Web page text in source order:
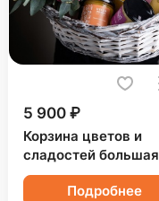
5 900 ₽
Корзина цветов и
сладостей большая
Подробнее